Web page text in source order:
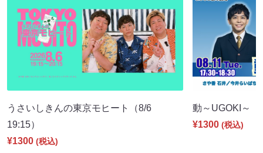
うさいしきんの東京モヒート（8/6
19:15）
¥1300 (税込)
動～UGOKI～
¥1300 (税込)